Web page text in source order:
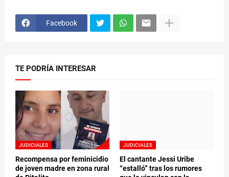
Facebook
TE PODRÍA INTERESAR
JUDICIALES
Recompensa por feminicidio
de joven madre en zona rural
JUDICIALES
El cantante Jessi Uribe
“estalló” tras los rumores